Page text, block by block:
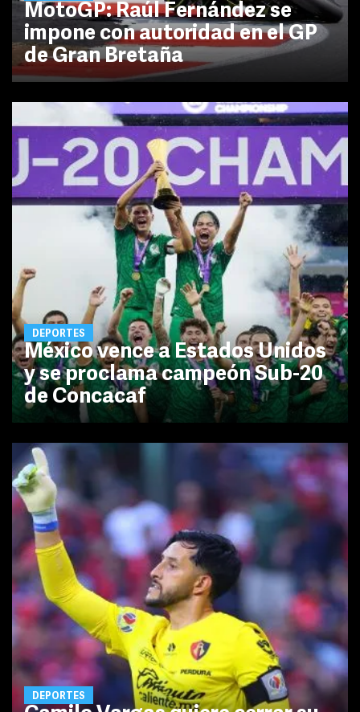
MotoGP: Raúl Fernández se
impone con autoridad en el GP
de Gran Bretaña
DEPORTES
México vence a Estados Unidos
y se proclama campeón Sub-20
de Concacaf
DEPORTES